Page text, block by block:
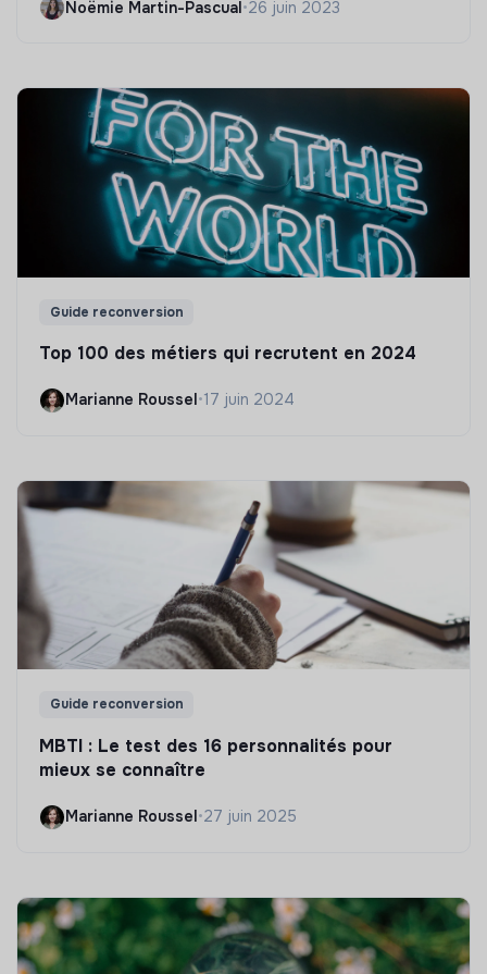
Noëmie Martin-Pascual•26 juin 2023
Guide reconversion
Top 100 des métiers qui recrutent en 2024
Marianne Roussel •17 juin 2024
Guide reconversion
MBTI : Le test des 16 personnalités pour
mieux se connaître
Marianne Roussel•27 juin 2025